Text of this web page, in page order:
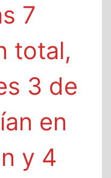
7
total,
3 de
en
y 4